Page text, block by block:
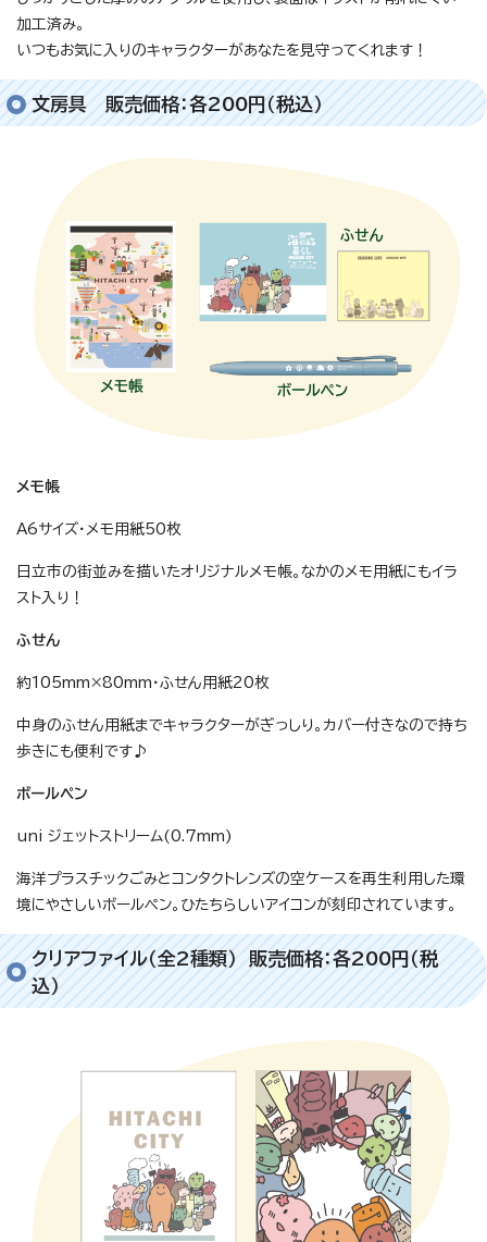
加工済み。
いつもお気に入りのキャラクターがあなたを見守ってくれます！
文房具 販売価格：各200円（税込）
メモ帳
A6サイズ・メモ用紙50枚
日立市の街並みを描いたオリジナルメモ帳。なかのメモ用紙にもイラ
スト入り！
ふせん
約105mm×80mm・ふせん用紙20枚
中身のふせん用紙までキャラクターがぎっしり。カバー付きなので持ち
歩きにも便利です♪
ボールペン
uni ジェットストリーム(0.7mm)
海洋プラスチックごみとコンタクトレンズの空ケースを再生利用した環
境にやさしいボールペン。ひたちらしいアイコンが刻印されています。
クリアファイル（全2種類） 販売価格：各200円（税
込）